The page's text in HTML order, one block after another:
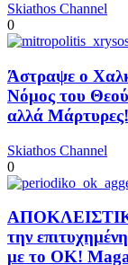
Skiathos Channel
0
Άστραψε ο
Νόμος του
αλλά
Skiathos Channel
0
την
με το OK!